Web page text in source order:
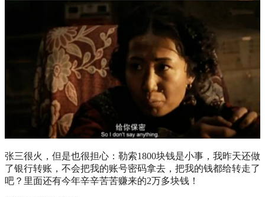
张三很火，但是也很担心：勒索1800块钱是小事，我昨天还做
了银行转账，不会把我的账号密码拿去，把我的钱都给转走了
吧？里面还有今年辛辛苦苦赚来的2万多块钱！